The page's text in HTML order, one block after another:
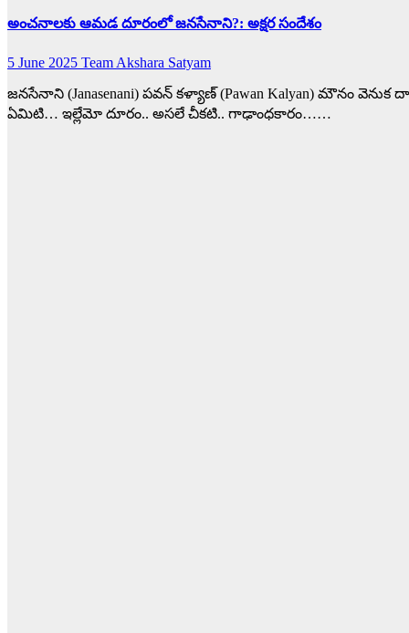
అంచనాలకు ఆమడ దూరంలో జనసేనాని?: అక్షర సందేశం
5 June 2025 Team Akshara Satyam
జనసేనాని (Janasenani) పవన్ కళ్యాణ్ (Pawan Kalyan) మౌనం వెనుక
ఏమిటి… ఇల్లేమో దూరం.. అసలే చీకటి.. గాఢాంధకారం……